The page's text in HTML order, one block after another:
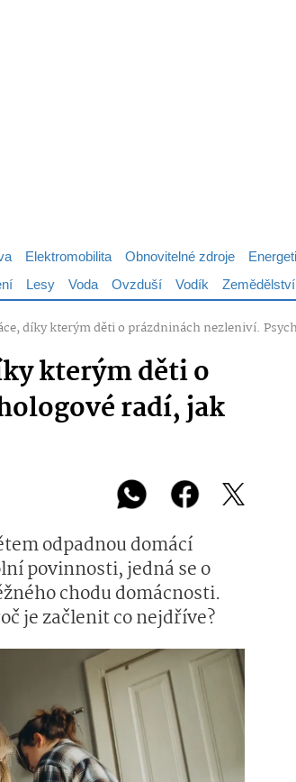
Elektromobilita Obnovitelné zdroje
Lesy Voda Ovzduší Vodík Zemědělství
díky kterým děti o prázdninách nezleniví.
kterým děti o
radí, jak
odpadnou domácí
povinnosti, jedná se o
chodu domácnosti.
je začlenit co nejdříve?